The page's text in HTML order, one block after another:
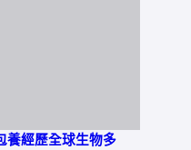
養經歷全球生物多